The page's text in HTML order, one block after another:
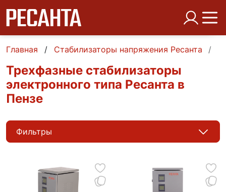
Главная Стабилизаторы напряжения Ресанта
Трехфазные стабилизаторы
электронного типа Ресанта в
Пензе
Фильтры